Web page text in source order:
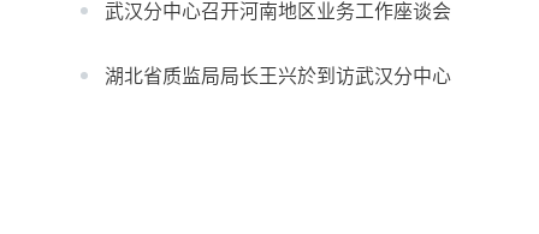
武汉分中心召开河南地区业务工作座谈会
湖北省质监局局长王兴於到访武汉分中心